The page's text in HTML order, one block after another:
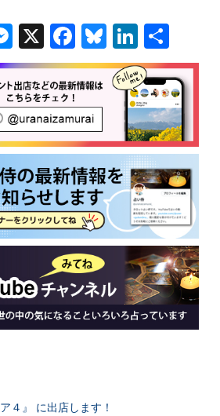
Messenger
X Facebook
Bluesky
共
有
４』 に出店します！